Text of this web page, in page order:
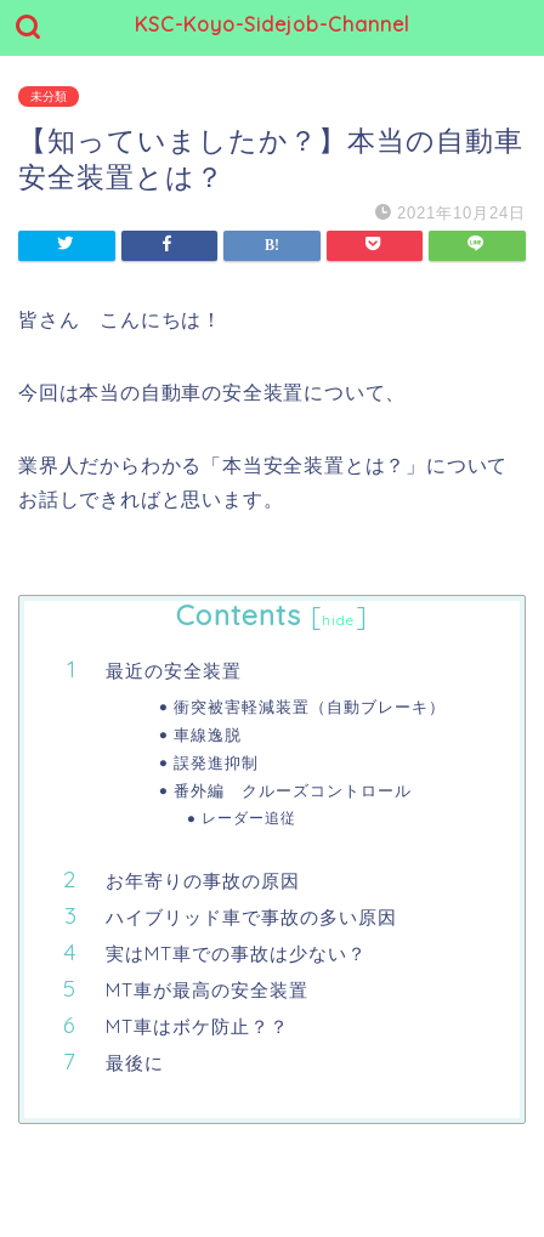
KSC-Koyo-Sidejob-Channel
未分類
【知っていましたか？】本当の自動車
安全装置とは？
2021年10月24日
皆さん こんにちは！
今回は本当の自動車の安全装置について、
業界人だからわかる「本当安全装置とは？」について
お話しできればと思います。
Contents [hide ]
最近の安全装置
衝突被害軽減装置（自動ブレーキ）
車線逸脱
誤発進抑制
番外編 クルーズコントロール
レーダー追従
お年寄りの事故の原因
ハイブリッド車で事故の多い原因
実はMT車での事故は少ない？
MT車が最高の安全装置
MT車はボケ防止？？
最後に